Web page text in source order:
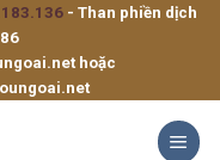
- Than phiền dịch
hoặc